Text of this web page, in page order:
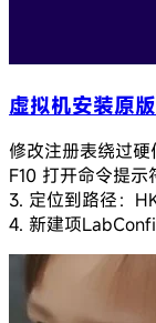
虚拟机安装原
修改注册表绕过
F10 打开命令提
3. 定位到路径：
4. 新建项